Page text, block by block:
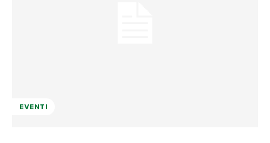
EVENTI